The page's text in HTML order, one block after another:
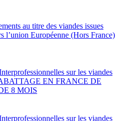
au titre des viandes issues
l’union Européenne (Hors France)
sur les viandes
EN FRANCE DE
8 MOIS
sur les viandes